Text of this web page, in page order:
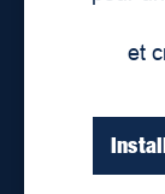
et
Lieux de